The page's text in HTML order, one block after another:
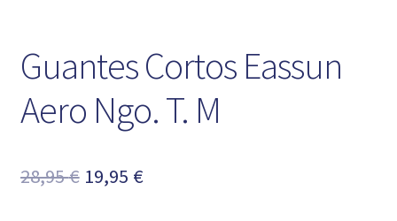
Guantes Cortos Eassun
Aero Ngo. T. M
28,95€ El
19,95 €El